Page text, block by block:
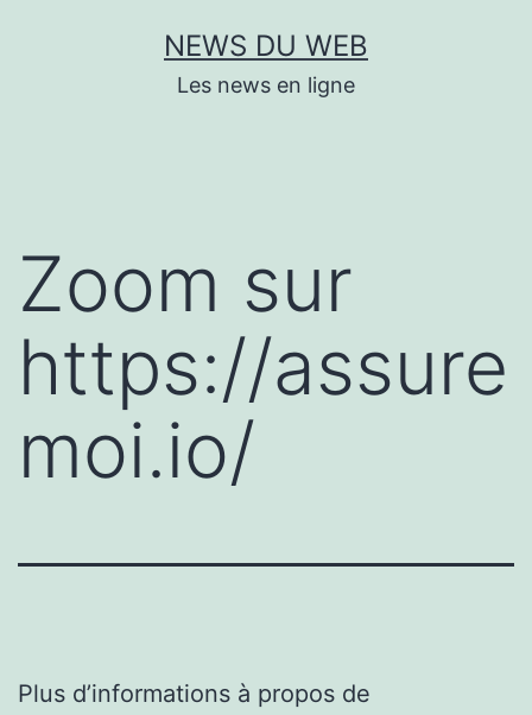
NEWS DU WEB
Les news en ligne
Zoom sur
https://assure
moi.io/
Plus d’informations à propos de